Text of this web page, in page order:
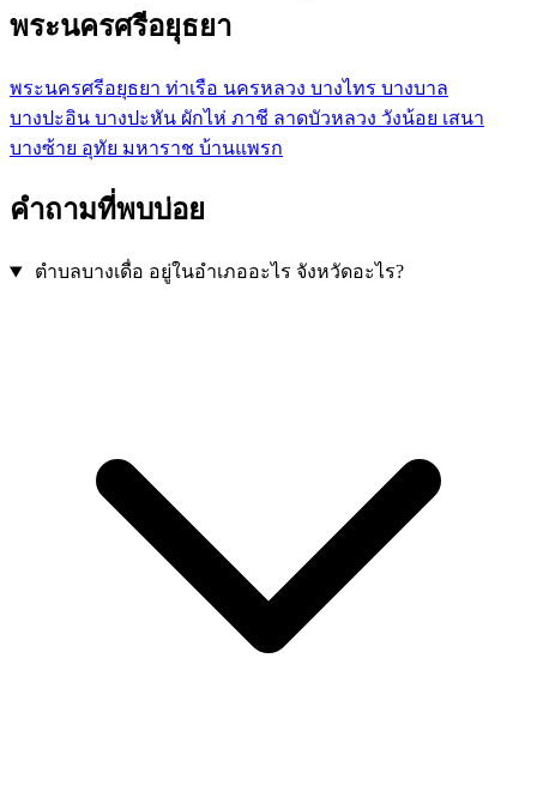
พระนครศรีอยุธยา
พระนครศรีอยุธยา ท่าเรือ นครหลวง บางไทร บางบาล
บางปะอิน บางปะหัน ผักไห่ ภาชี ลาดบัวหลวง วังน้อย เสนา
บางซ้าย อุทัย มหาราช บ้านแพรก
คำถามที่พบบ่อย
ตำบลบางเดื่อ อยู่ในอำเภออะไร จังหวัดอะไร?